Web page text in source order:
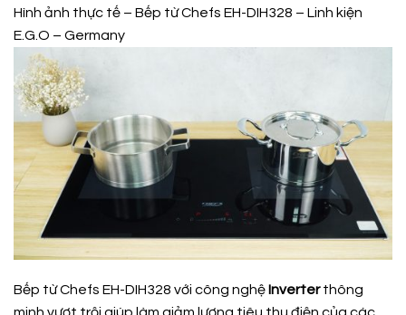
Hình ảnh thực tế – Bếp từ Chefs EH-DIH328 – Linh kiện
E.G.O – Germany
Bếp từ Chefs EH-DIH328 với công nghệ Inverterthông